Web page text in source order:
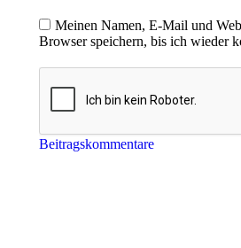
Meinen Namen, E-Mail und
Browser speichern, bis ich wieder
Beitragskommentare